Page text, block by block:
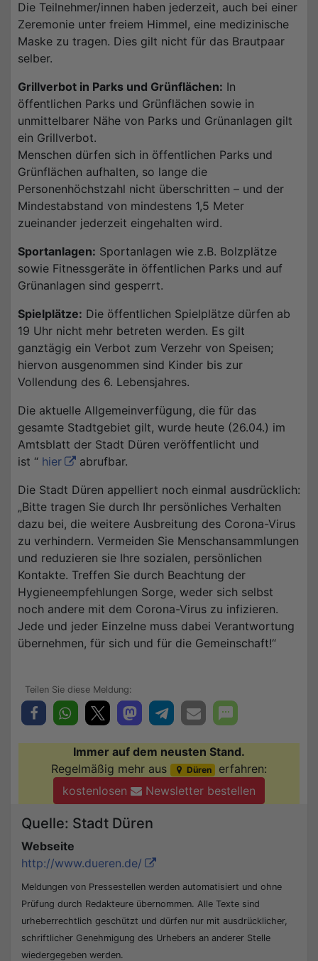
Die Teilnehmer/innen haben jederzeit, auch bei einer
Zeremonie unter freiem Himmel, eine medizinische
Maske zu tragen. Dies gilt nicht für das Brautpaar
selber.
Grillverbot in Parks und Grünflächen: In
öffentlichen Parks und Grünflächen sowie in
unmittelbarer Nähe von Parks und Grünanlagen gilt
ein Grillverbot.
Menschen dürfen sich in öffentlichen Parks und
Grünflächen aufhalten, so lange die
Personenhöchstzahl nicht überschritten – und der
Mindestabstand von mindestens 1,5 Meter
zueinander jederzeit eingehalten wird.
Sportanlagen: Sportanlagen wie z.B. Bolzplätze
sowie Fitnessgeräte in öffentlichen Parks und auf
Grünanlagen sind gesperrt.
Spielplätze: Die öffentlichen Spielplätze dürfen ab
19 Uhr nicht mehr betreten werden. Es gilt
ganztägig ein Verbot zum Verzehr von Speisen;
hiervon ausgenommen sind Kinder bis zur
Vollendung des 6. Lebensjahres.
Die aktuelle Allgemeinverfügung, die für das
gesamte Stadtgebiet gilt, wurde heute (26.04.) im
Amtsblatt der Stadt Düren veröffentlicht und
ist “ hier
abrufbar.
Die Stadt Düren appelliert noch einmal ausdrücklich:
„Bitte tragen Sie durch Ihr persönliches Verhalten
dazu bei, die weitere Ausbreitung des Corona-Virus
zu verhindern. Vermeiden Sie Menschansammlungen
und reduzieren sie Ihre sozialen, persönlichen
Kontakte. Treffen Sie durch Beachtung der
Hygieneempfehlungen Sorge, weder sich selbst
noch andere mit dem Corona-Virus zu infizieren.
Jede und jeder Einzelne muss dabei Verantwortung
übernehmen, für sich und für die Gemeinschaft!“
Immer auf dem neusten Stand.
Regelmäßig mehr aus
Düren
erfahren:
kostenlosen
Newsletter bestellen
Quelle: Stadt Düren
Webseite
http://www.dueren.de/
Meldungen von Pressestellen werden automatisiert und ohne
Prüfung durch Redakteure übernommen. Alle Texte sind
urheberrechtlich geschützt und dürfen nur mit ausdrücklicher,
schriftlicher Genehmigung des Urhebers an anderer Stelle
wiedergegeben werden.